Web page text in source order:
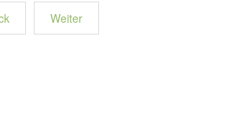
Weiter